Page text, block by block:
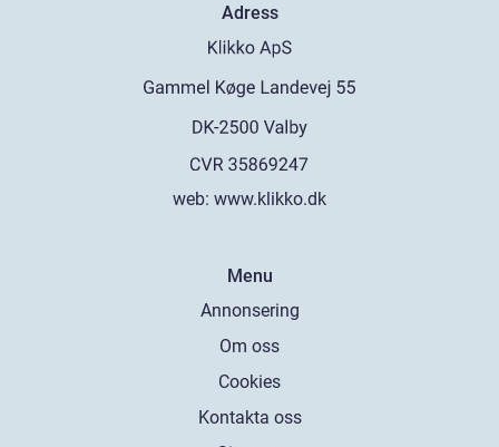
Adress
web: www.klikko.dk
Menu
Annonsering
Om oss
Cookies
Kontakta oss